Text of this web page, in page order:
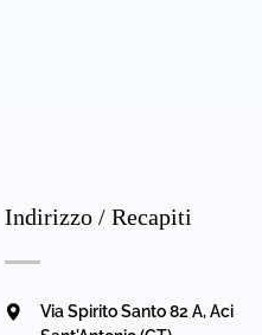
Indirizzo / Recapiti
Via Spirito Santo 82 A, Aci